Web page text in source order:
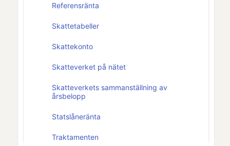
Referensränta
Skattetabeller
Skattekonto
Skatteverket på nätet
Skatteverkets sammanställning av
årsbelopp
Statslåneränta
Traktamenten